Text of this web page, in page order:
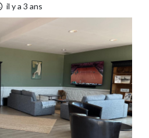
il y a 3 ans